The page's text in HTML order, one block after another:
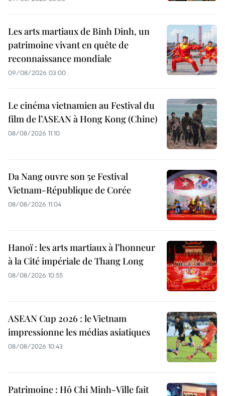
Les arts martiaux de Binh Dinh, un
patrimoine vivant en quête de
reconnaissance mondiale
09/08/2026 03:00
Le cinéma vietnamien au Festival du
film de l’ASEAN à Hong Kong (Chine)
08/08/2026 11:10
Da Nang ouvre son 5e Festival
Vietnam-République de Corée
08/08/2026 11:04
Hanoï : les arts martiaux à l’honneur
à la Cité impériale de Thang Long
08/08/2026 10:55
ASEAN Cup 2026 : le Vietnam
impressionne les médias asiatiques
08/08/2026 10:43
Patrimoine : Hô Chi Minh-Ville fait